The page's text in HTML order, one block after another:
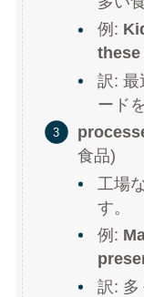
例:
these
訳: 最
ード
食品)
工場
す。
例:
訳: 多